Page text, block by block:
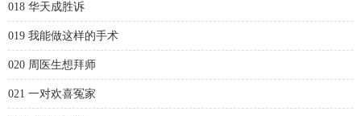
018 华天成胜诉
019 我能做这样的手术
020 周医生想拜师
021 一对欢喜冤家